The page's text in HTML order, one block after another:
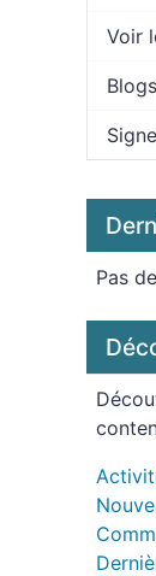
Voir
Blogs
Pas